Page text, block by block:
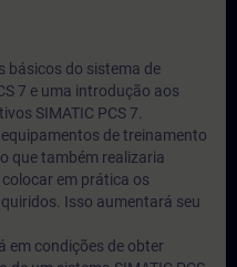
básicos do sistema de
7 e uma introdução aos
SIMATIC PCS 7.
de treinamento
que também realizaria
em prática os
Isso aumentará seu
em condições de obter